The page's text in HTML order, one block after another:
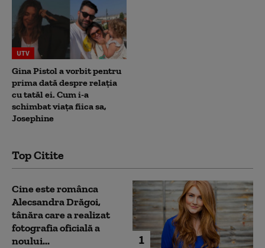
UTV
Gina Pistol a vorbit pentru
prima dată despre relația
cu tatăl ei. Cum i-a
schimbat viața fiica sa,
Josephine
Top Citite
1
Cine este românca
Alecsandra Drăgoi,
tânăra care a realizat
fotografia oficială a
noului...